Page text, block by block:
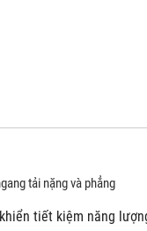
tải nặng và phẳng
tiết kiệm năng